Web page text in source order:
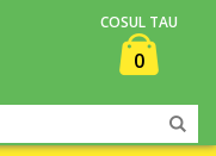
COSUL TAU
0